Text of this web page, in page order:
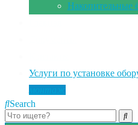
Накопительные
Услуги по установке
Search